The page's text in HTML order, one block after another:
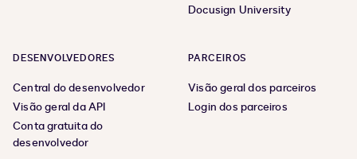
Docusign University
DESENVOLVEDORES
Central do desenvolvedor
Visão geral da API
Conta gratuita do
desenvolvedor
PARCEIROS
Visão geral dos parceiros
Login dos parceiros